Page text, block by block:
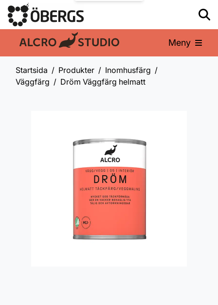
En del av: Meny
Startsida Produkter
Inomhusfärg
Väggfärg
Dröm Väggfärg helmatt